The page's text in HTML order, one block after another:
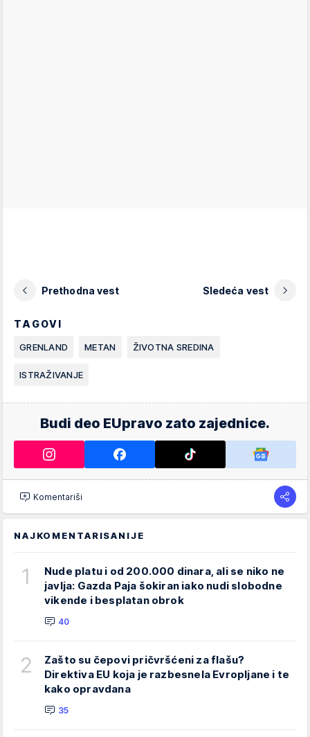
Prethodna vest Sledeća vest
TAGOVI
GRENLAND METAN ŽIVOTNA SREDINA
ISTRAŽIVANJE
Budi deo EUpravo zato zajednice.
Komentariši
NAJKOMENTARISANIJE
1
Nude platu i od 200.000 dinara, ali se niko ne
javlja: Gazda Paja šokiran iako nudi slobodne
vikende i besplatan obrok
40
2
Zašto su čepovi pričvršćeni za flašu?
Direktiva EU koja je razbesnela Evropljane i te
kako opravdana
35